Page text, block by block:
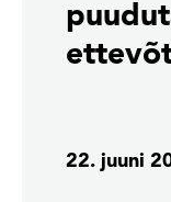
22. juuni